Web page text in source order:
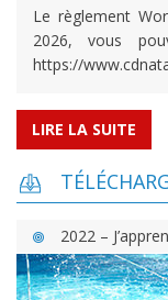
Le règlement
2026, vous
https://
LIRE LA SUITE
2022 –